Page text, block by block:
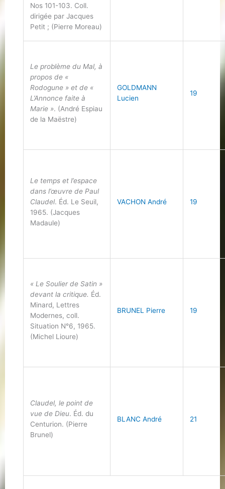
Nos 101-103. Coll.
dirigée par Jacques
Petit ; (Pierre Moreau)
Le problème du Mal, à
propos de «
Rodogune » et de «
L’Annonce faite à
Marie ». (André Espiau
de la Maëstre)
GOLDMANN
Lucien
19
Le temps et l’espace
dans l’œuvre de Paul
Claudel. Éd. Le Seuil,
1965. (Jacques
Madaule)
VACHON André 19
« Le Soulier de Satin »
devant la critique. Éd.
Minard, Lettres
Modernes, coll.
Situation N°6, 1965.
(Michel Lioure)
BRUNEL Pierre 19
Claudel, le point de
vue de Dieu. Éd. du
Centurion. (Pierre
Brunel)
BLANC André 21